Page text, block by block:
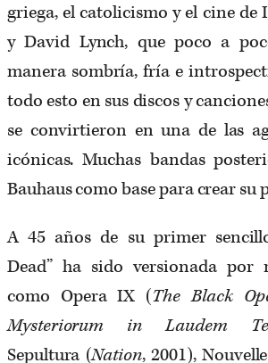
griega, el catolicismo y el cine de
y David Lynch, que poco a
manera sombría, fría e
todo esto en sus discos y
se convirtieron en una de las
icónicas. Muchas bandas
Bauhaus como base para crear su
A 45 años de su primer
Dead” ha sido versionada por
como Opera IX (The Black
Mysteriorum in Laudem
Sepultura (Nation, 2001),